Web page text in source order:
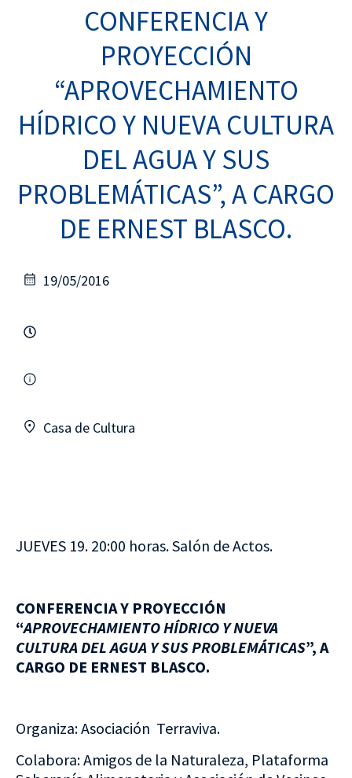
CONFERENCIA Y
PROYECCIÓN
“APROVECHAMIENTO
HÍDRICO Y NUEVA CULTURA
DEL AGUA Y SUS
PROBLEMÁTICAS”, A CARGO
DE ERNEST BLASCO.
19/05/2016
Casa de Cultura
JUEVES 19. 20:00 horas. Salón de Actos.
CONFERENCIA Y PROYECCIÓN
“APROVECHAMIENTO HÍDRICO Y NUEVA
CULTURA DEL AGUA Y SUS PROBLEMÁTICAS”, A
CARGO DE ERNEST BLASCO.
Organiza: Asociación Terraviva.
Colabora: Amigos de la Naturaleza, Plataforma